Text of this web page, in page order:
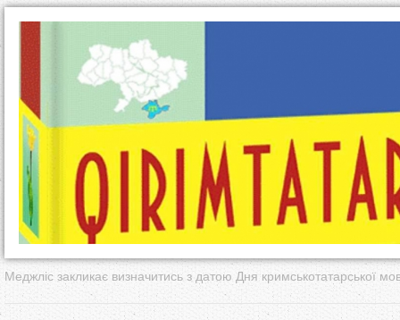
є
Меджліс закликає визначитись з датою Дня кримськотатарської